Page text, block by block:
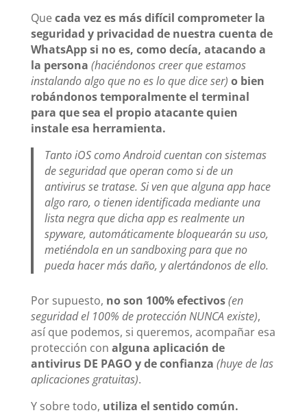
Quecada vez es más difícil comprometer la
seguridad y privacidad de nuestra cuenta de
WhatsApp si no es, como decía, atacando a
la persona (haciéndonos creer que estamos
instalando algo que no es lo que dice ser) o bien
robándonos temporalmente el terminal
para que sea el propio atacante quien
instale esa herramienta.
Tanto iOS como Android cuentan con sistemas
de seguridad que operan como si de un
antivirus se tratase. Si ven que alguna app hace
algo raro, o tienen identificada mediante una
lista negra que dicha app es realmente un
spyware, automáticamente bloquearán su uso,
metiéndola en un sandboxing para que no
pueda hacer más daño, y alertándonos de ello.
Por supuesto, no son 100% efectivos(en
seguridad el 100% de protección NUNCA existe),
así que podemos, si queremos, acompañar esa
protección con alguna aplicación de
antivirus DE PAGO y de confianza (huye de las
aplicaciones gratuitas).
Y sobre todo, utiliza el sentido común.